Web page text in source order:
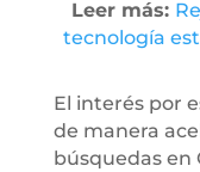
Leer más:
tecnología
El interés por
de manera
búsquedas en